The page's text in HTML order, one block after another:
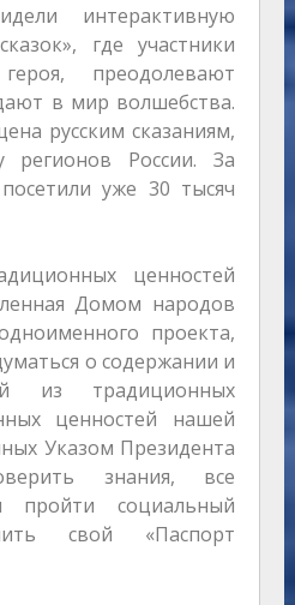
интерактивную
где участники
преодолевают
в мир волшебства.
русским сказаниям,
регионов России. За
уже 30 тысяч
ценностей
Домом народов
проекта,
о содержании и
из традиционных
ценностей нашей
Указом Президента
знания, все
пройти социальный
свой «Паспорт